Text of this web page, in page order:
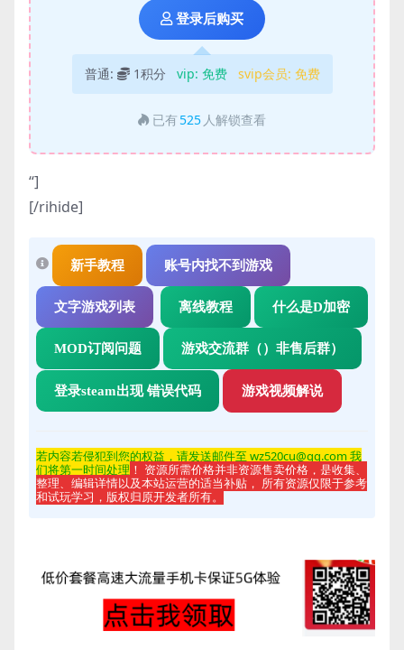
登录后购买
普通: 1积分 vip: 免费 svip会员: 免费
已有 525 人解锁查看
“]
[/rihide]
新手教程 账号内找不到游戏
文字游戏列表 离线教程 什么是D加密
MOD订阅问题 游戏交流群（）非售后群）
登录steam出现 错误代码 游戏视频解说
若内容若侵犯到您的权益，请发送邮件至 wz520cu@qq.com 我
们将第一时间处理 ！ 资源所需价格并非资源售卖价格，是收集、
整理、编辑详情以及本站运营的适当补贴， 所有资源仅限于参考
和试玩学习，版权归原开发者所有。